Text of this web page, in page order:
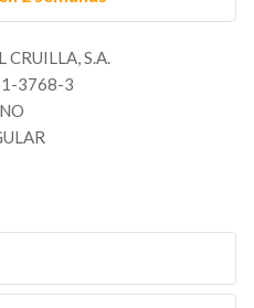
CRUILLA, S.A.
3768-3